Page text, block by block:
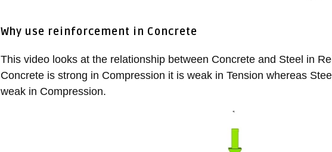
Why use reinforcement in Concrete
This video looks at the relationship between Concrete and Steel in
Concrete is strong in Compression it is weak in Tension whereas
weak in Compression.